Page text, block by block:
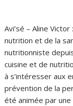
Avi’sé – Aline
nutrition et de la
nutritionniste
cuisine et de
à s’intéresser aux
prévention de la
été animée par une